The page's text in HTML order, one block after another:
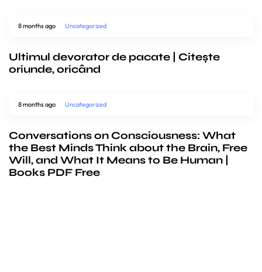
8 months ago Uncategorized
Ultimul devorator de pacate | Citește
oriunde, oricând
8 months ago Uncategorized
Conversations on Consciousness: What
the Best Minds Think about the Brain, Free
Will, and What It Means to Be Human |
Books PDF Free